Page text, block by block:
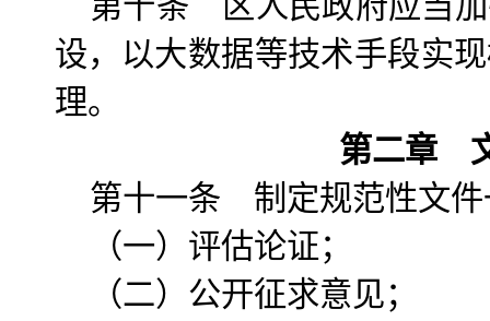
设，以大数据等技术手段实
理。
第二章
第十一条 制定规范性文件
（一）评估论证；
（二）公开征求意见；